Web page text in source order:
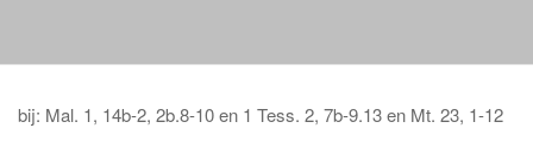
bij: Mal. 1, 14b-2, 2b.8-10 en 1 Tess. 2, 7b-9.13 en Mt. 23, 1-12